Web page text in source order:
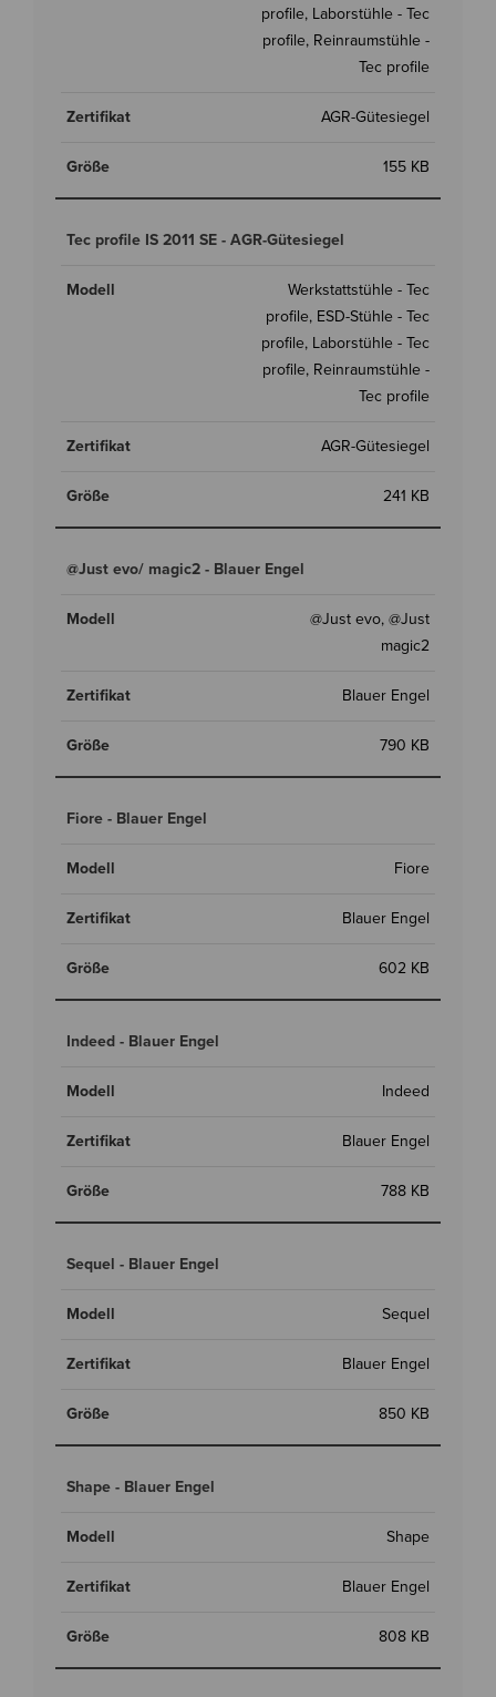
profile, Laborstühle - Tec
profile, Reinraumstühle -
Tec profile
AGR-Gütesiegel
155 KB
Tec profile IS 2011 SE - AGR-Gütesiegel
Werkstattstühle - Tec
profile, ESD-Stühle - Tec
profile, Laborstühle - Tec
profile, Reinraumstühle -
Tec profile
AGR-Gütesiegel
241 KB
@Just evo/ magic2 - Blauer Engel
@Just evo, @Just
magic2
Blauer Engel
790 KB
Fiore - Blauer Engel
Fiore
Blauer Engel
602 KB
Indeed - Blauer Engel
Indeed
Blauer Engel
788 KB
Sequel - Blauer Engel
Sequel
Blauer Engel
850 KB
Shape - Blauer Engel
Shape
Blauer Engel
808 KB